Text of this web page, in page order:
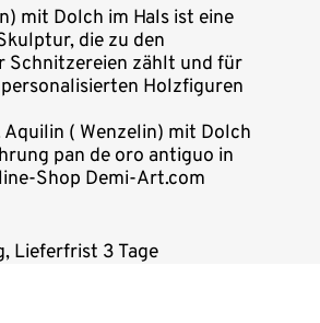
mit Dolch im Hals ist eine
die zu den
Schnitzereien zählt und für
Holzfiguren
( Wenzelin) mit Dolch
pan de oro antiguo in
Shop Demi-Art.com
Lieferfrist 3 Tage